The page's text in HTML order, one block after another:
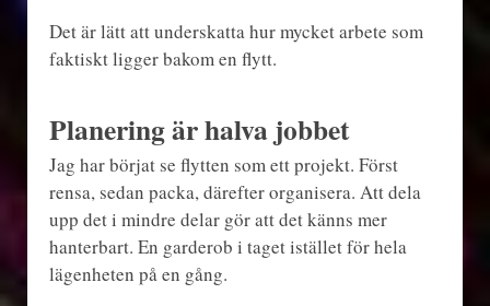
Det är lätt att underskatta hur mycket arbete som
faktiskt ligger bakom en flytt.
Planering är halva jobbet
Jag har börjat se flytten som ett projekt. Först
rensa, sedan packa, därefter organisera. Att dela
upp det i mindre delar gör att det känns mer
hanterbart. En garderob i taget istället för hela
lägenheten på en gång.